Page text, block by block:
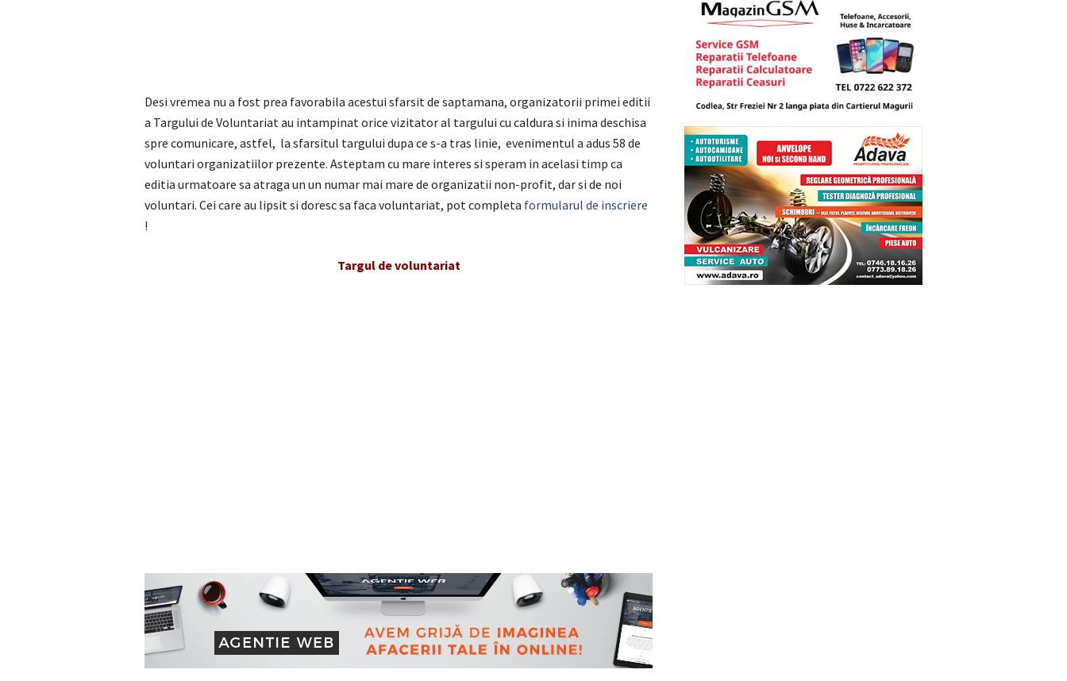
Desi vremea nu a fost prea favorabila acestui sfarsit de saptamana, organizatorii primei editii
a Targului de Voluntariat au intampinat orice vizitator al targului cu caldura si inima deschisa
spre comunicare, astfel, la sfarsitul targului dupa ce s-a tras linie, evenimentul a adus 58 de
voluntari organizatiilor prezente. Asteptam cu mare interes si speram in acelasi timp ca
editia urmatoare sa atraga un un numar mai mare de organizatii non-profit, dar si de noi
voluntari. Cei care au lipsit si doresc sa faca voluntariat, pot completa formularul de inscriere
!
Targul de voluntariat